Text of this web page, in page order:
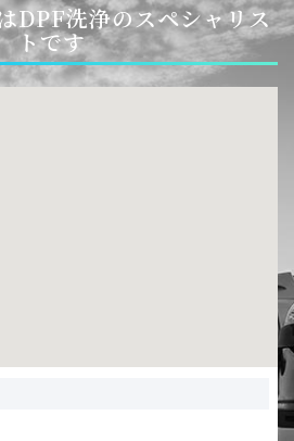
DPF洗浄のスペシャリス
トです